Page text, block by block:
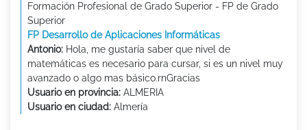
Formación Profesional de Grado Superior - FP de Grado
Superior
FP Desarrollo de Aplicaciones Informáticas
Antonio: Hola, me gustaría saber que nivel de
matemáticas es necesario para cursar, si es un nivel muy
avanzado o algo mas básico.rnGracias
Usuario en provincia: ALMERIA
Usuario en ciudad: Almería